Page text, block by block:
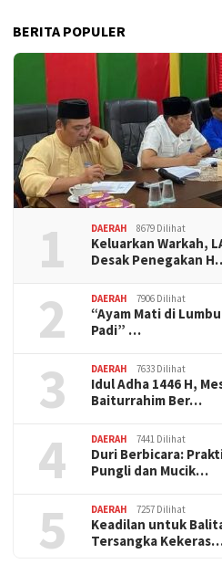
BERITA POPULER
1 DAERAH 8679 Dilihat
Keluarkan Warkah,
Desak Penegakan
2 DAERAH 7906 Dilihat
“Ayam Mati di
Padi” …
3 DAERAH 7633 Dilihat
Idul Adha 1446 H,
Baiturrahim Ber…
4 DAERAH 7441 Dilihat
Duri Berbicara:
Pungli dan Mucik…
5 DAERAH 7257 Dilihat
Keadilan untuk
Tersangka